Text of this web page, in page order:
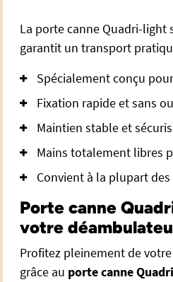
La porte canne Quadri-light
garantit un transport
Spécialement conçu
Fixation rapide et sans
Maintien stable et
Mains totalement libres
Convient à la plupart
Porte canne
votre
Profitez pleinement de
grâce au porte canne